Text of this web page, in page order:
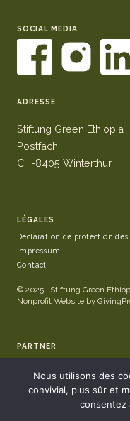
SOCIAL MEDIA
ADRESSE
Stiftung Green Ethiopia
Postfach
CH-8405 Winterthur
LÉGALES
Déclaration de protection des
Impressum
Contact
© 2025 · Stiftung Green
Nonprofit Website by
PARTNER
Nous utilisons des
convivial, plus sûr et
consentez